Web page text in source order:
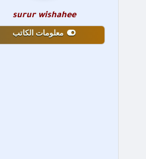
surur wishahee
معلومات الكاتب